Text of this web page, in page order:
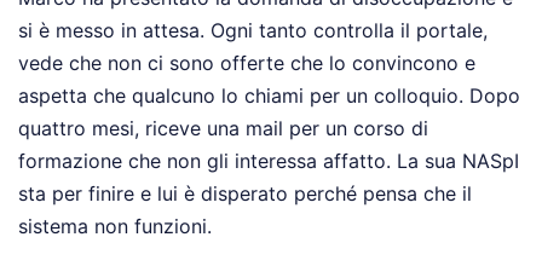
si è messo in attesa. Ogni tanto controlla il portale,
vede che non ci sono offerte che lo convincono e
aspetta che qualcuno lo chiami per un colloquio. Dopo
quattro mesi, riceve una mail per un corso di
formazione che non gli interessa affatto. La sua NASpI
sta per finire e lui è disperato perché pensa che il
sistema non funzioni.